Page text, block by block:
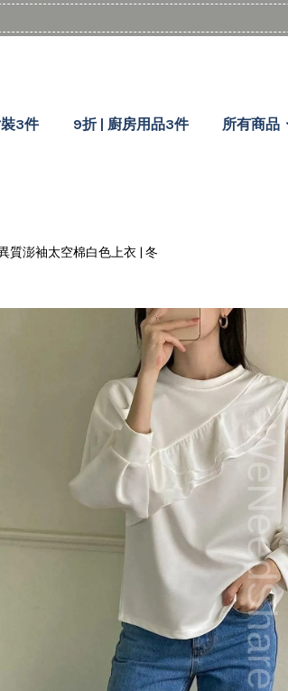
3件 9折 | 廚房用品3件 所有商品
質澎袖太空棉白色上衣 | 冬